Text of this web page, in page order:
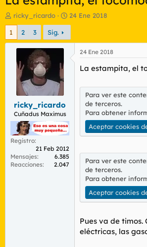
I
n
c
a
d
d
e
l
t
e
m
ricky_ricardo
F
e
h
d
o
24 Ene 2018
1 2 3 Sig.
ricky_ricardo
Cuñadus Maximus
Registro
21 Feb 2012
Mensajes
6.385
Reacciones
2.047
24 Ene 2018
La estampita, el
Para ver este
de terceros.
Para obtener
Aceptar cookies
Para ver este
de terceros.
Para obtener
Aceptar cookies
Pues va de timos.
eléctricas, las